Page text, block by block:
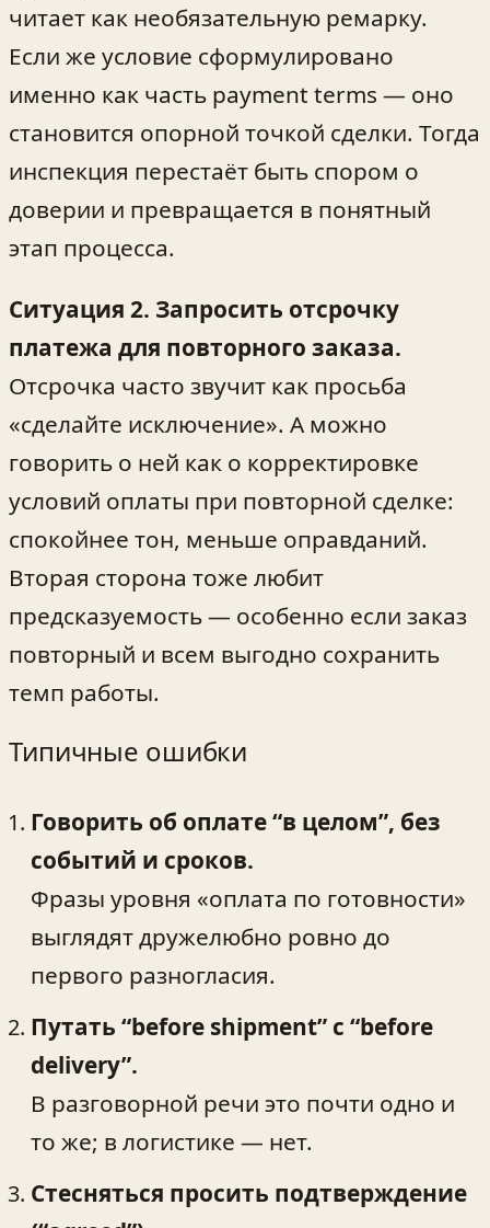
читает как необязательную ремарку.
Если же условие сформулировано
именно как часть payment terms — оно
становится опорной точкой сделки. Тогда
инспекция перестаёт быть спором о
доверии и превращается в понятный
этап процесса.
Ситуация 2. Запросить отсрочку
платежа для повторного заказа.
Отсрочка часто звучит как просьба
«сделайте исключение». А можно
говорить о ней как о корректировке
условий оплаты при повторной сделке:
спокойнее тон, меньше оправданий.
Вторая сторона тоже любит
предсказуемость — особенно если заказ
повторный и всем выгодно сохранить
темп работы.
Типичные ошибки
Говорить об оплате “в целом”, без
событий и сроков.
Фразы уровня «оплата по готовности»
выглядят дружелюбно ровно до
первого разногласия.
Путать “before shipment” с “before
delivery”.
В разговорной речи это почти одно и
то же; в логистике — нет.
Стесняться просить подтверждение